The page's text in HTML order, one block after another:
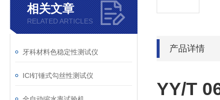
相关文章
RELATED ARTICLES
牙科材料色稳定性测试仪
ICI钉锤式勾丝性测试仪
产品详情
YY/T